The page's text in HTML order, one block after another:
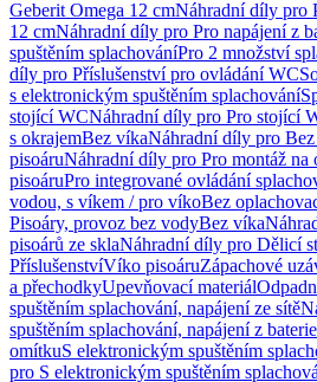
Geberit Omega 12 cmNáhradní díly pro
12 cmNáhradní díly pro Pro napájení z
spuštěním splachováníPro 2 množství
díly pro Příslušenství pro ovládání WC
s elektronickým spuštěním splachování
stojící WCNáhradní díly pro Pro stojící
s okrajemBez víkaNáhradní díly pro
pisoáruNáhradní díly pro Pro montáž na
pisoáruPro integrované ovládání
vodou, s víkem / pro víkoBez
Pisoáry, provoz bez vodyBez víka
pisoárů ze sklaNáhradní díly pro Dělicí
PříslušenstvíVíko pisoáruZápachové
a přechodkyUpevňovací materiál
spuštěním splachování, napájení ze sítě
spuštěním splachování, napájení z baterie
omítkuS elektronickým spuštěním
pro S elektronickým spuštěním